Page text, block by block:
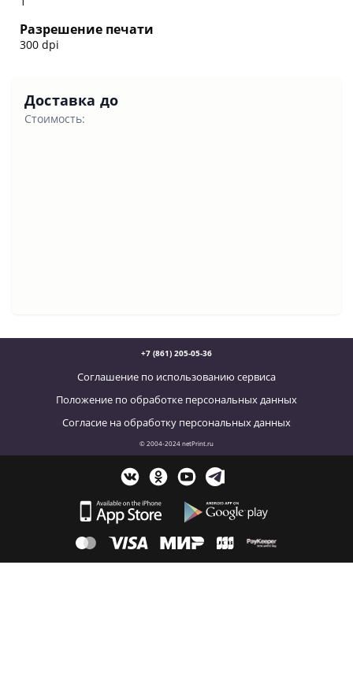
Разрешение печати
300 dpi
Доставка до
Стоимость:
+7 (861) 205-05-36
Соглашение по использованию сервиса
Положение по обработке персональных данных
Согласие на обработку персональных данных
© 2004-2024 netPrint.ru